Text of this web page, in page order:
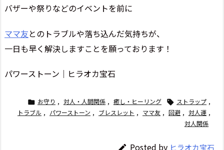
バザーや祭りなどのイベントを前に
ママ友とのトラブルや落ち込んだ気持ちが、
一日も早く解決しますことを願っております！
パワーストーン｜ヒラオカ宝石
 お守り , 対人・人間関係 , 癒し・ヒーリング  ストラップ ,
トラブル , パワーストーン , ブレスレット , ママ友 , 回避 , 対人運 ,
対人関係
 Posted by ヒラオカ宝石